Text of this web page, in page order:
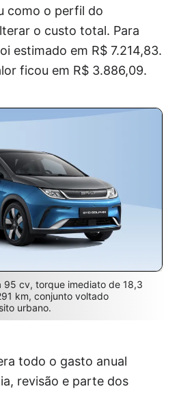
como o perfil do
o custo total. Para
estimado em R$ 7.214,83.
ficou em R$ 3.886,09.
95 cv, torque imediato de 18,3
km, conjunto voltado
urbano.
todo o gasto anual
revisão e parte dos